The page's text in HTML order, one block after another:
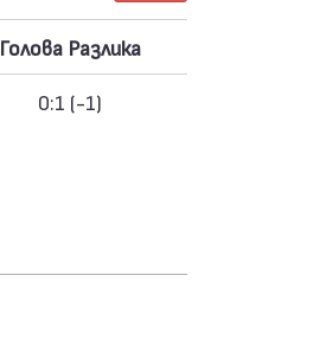
Голова Разлика
0:1 (-1)